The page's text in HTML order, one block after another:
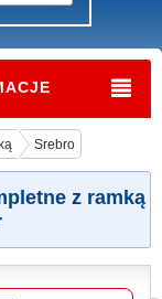
Srebro
z ramką